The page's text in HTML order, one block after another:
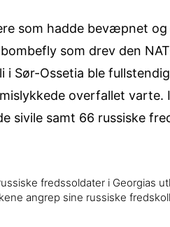
som hadde bevæpnet
som drev den
Sør-Ossetia ble
overfallet varte.
sivile samt 66 russiske
fredssoldater i Georgias
angrep sine russiske